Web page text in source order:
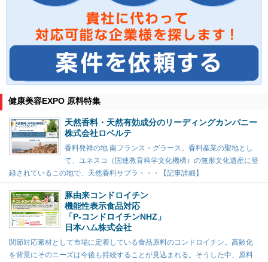
健康美容EXPO 原料特集
天然香料・天然有効成分のリーディングカンパニー
株式会社ロベルテ
香料発祥の地 南フランス・グラース。香料産業の聖地とし
て、ユネスコ（国連教育科学文化機構）の無形文化遺産に登
録されているこの地で、天然香料サプラ・・・【記事詳細】
豚由来コンドロイチン
機能性表示食品対応
「P-コンドロイチンNHZ」
日本ハム株式会社
関節対応素材として市場に定着している食品原料のコンドロイチン。高齢化
を背景にそのニーズは今後も持続することが見込まれる。そうした中、原料